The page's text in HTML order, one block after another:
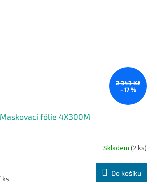
2 343 Kč
–17 %
Maskovací fólie 4X300M
Skladem (2 ks)
ks
Do košíku